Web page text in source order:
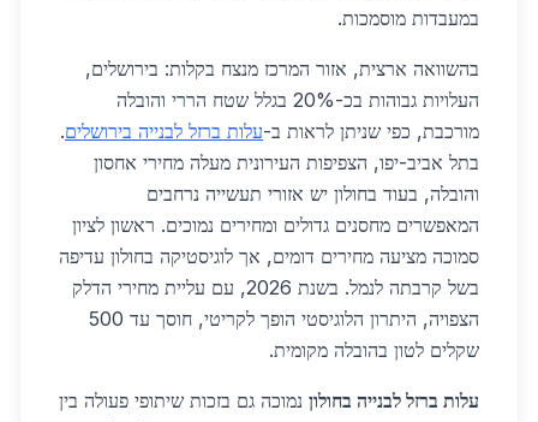
במעבדות מוסמכות.
בהשוואה ארצית, אזור המרכז מנצח בקלות: בירושלים,
העלויות גבוהות בכ-20% בגלל שטח הררי והובלה
מורכבת, כפי שניתן לראות ב-עלות ברזל לבנייה בירושלים.
בתל אביב-יפו, הצפיפות העירונית מעלה מחירי אחסון
והובלה, בעוד בחולון יש אזורי תעשייה נרחבים
המאפשרים מחסנים גדולים ומחירים נמוכים. ראשון לציון
סמוכה מציעה מחירים דומים, אך לוגיסטיקה בחולון עדיפה
בשל קרבתה לנמל. בשנת 2026, עם עליית מחירי הדלק
הצפויה, היתרון הלוגיסטי הופך לקריטי, חוסך עד 500
שקלים לטון בהובלה מקומית.
עלות ברזל לבנייה בחולון נמוכה גם בזכות שיתופי פעולה בין